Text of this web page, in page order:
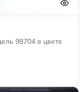
98704 в цвете